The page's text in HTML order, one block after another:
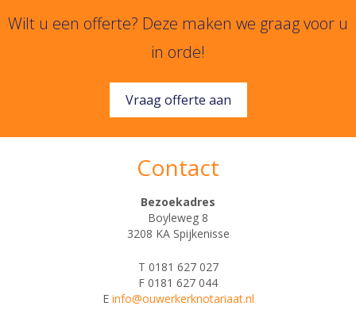
Wilt u een offerte? Deze maken we graag voor u
in orde!
Vraag offerte aan
Contact
Bezoekadres
Boyleweg 8
3208 KA Spijkenisse
T 0181 627 027
F 0181 627 044
E info@ouwerkerknotariaat.nl